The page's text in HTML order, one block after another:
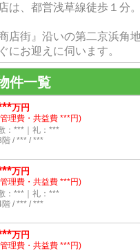
は、都営浅草線徒歩１分
店街』沿いの第二京浜角
にお迎えに伺います。
件一覧
万円
理費・共益費 ***円)
：***｜礼：***
階 / *** / ***
万円
理費・共益費 ***円)
：***｜礼：***
階 / *** / ***
万円
理費・共益費 ***円)